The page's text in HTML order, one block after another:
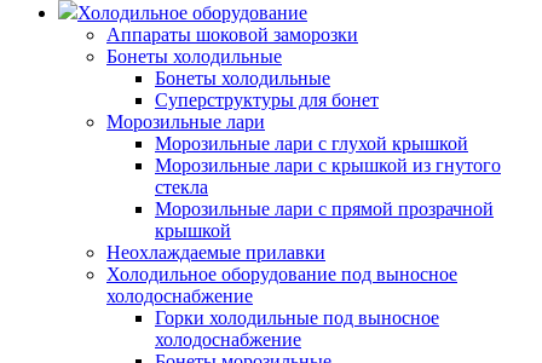
Холодильное оборудование
Аппараты шоковой заморозки
Бонеты холодильные
Бонеты холодильные
Суперструктуры для бонет
Морозильные лари
Морозильные лари с глухой крышкой
Морозильные лари с крышкой из гнутого
стекла
Морозильные лари с прямой прозрачной
крышкой
Неохлаждаемые прилавки
Холодильное оборудование под выносное
холодоснабжение
Горки холодильные под выносное
холодоснабжение